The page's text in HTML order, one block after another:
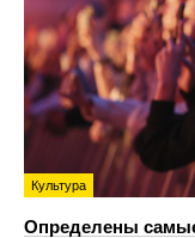
Культура
Определены